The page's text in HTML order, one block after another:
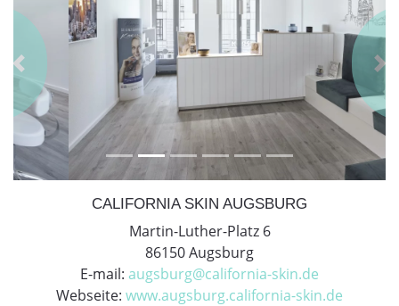
Previous
CALIFORNIA SKIN AUGSBURG
Martin-Luther-Platz 6
86150 Augsburg
E-mail: augsburg@california-skin.de
Webseite: www.augsburg.california-skin.de